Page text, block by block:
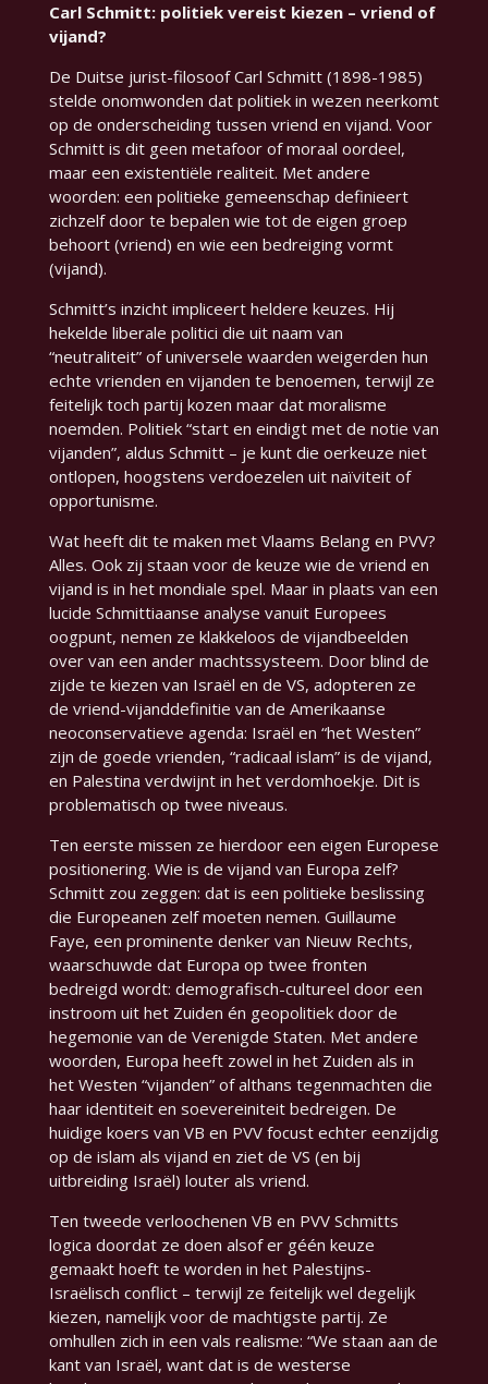
Carl Schmitt: politiek vereist kiezen – vriend of
vijand?
De Duitse jurist-filosoof Carl Schmitt (1898-1985)
stelde onomwonden dat politiek in wezen neerkomt
op de onderscheiding tussen vriend en vijand. Voor
Schmitt is dit geen metafoor of moraal oordeel,
maar een existentiële realiteit. Met andere
woorden: een politieke gemeenschap definieert
zichzelf door te bepalen wie tot de eigen groep
behoort (vriend) en wie een bedreiging vormt
(vijand).
Schmitt’s inzicht impliceert heldere keuzes. Hij
hekelde liberale politici die uit naam van
“neutraliteit” of universele waarden weigerden hun
echte vrienden en vijanden te benoemen, terwijl ze
feitelijk toch partij kozen maar dat moralisme
noemden. Politiek “start en eindigt met de notie van
vijanden”, aldus Schmitt – je kunt die oerkeuze niet
ontlopen, hoogstens verdoezelen uit naïviteit of
opportunisme.
Wat heeft dit te maken met Vlaams Belang en PVV?
Alles. Ook zij staan voor de keuze wie de vriend en
vijand is in het mondiale spel. Maar in plaats van een
lucide Schmittiaanse analyse vanuit Europees
oogpunt, nemen ze klakkeloos de vijandbeelden
over van een ander machtssysteem. Door blind de
zijde te kiezen van Israël en de VS, adopteren ze
de vriend-vijanddefinitie van de Amerikaanse
neoconservatieve agenda: Israël en “het Westen”
zijn de goede vrienden, “radicaal islam” is de vijand,
en Palestina verdwijnt in het verdomhoekje. Dit is
problematisch op twee niveaus.
Ten eerste missen ze hierdoor een eigen Europese
positionering. Wie is de vijand van Europa zelf?
Schmitt zou zeggen: dat is een politieke beslissing
die Europeanen zelf moeten nemen. Guillaume
Faye, een prominente denker van Nieuw Rechts,
waarschuwde dat Europa op twee fronten
bedreigd wordt: demografisch-cultureel door een
instroom uit het Zuiden én geopolitiek door de
hegemonie van de Verenigde Staten. Met andere
woorden, Europa heeft zowel in het Zuiden als in
het Westen “vijanden” of althans tegenmachten die
haar identiteit en soevereiniteit bedreigen. De
huidige koers van VB en PVV focust echter eenzijdig
op de islam als vijand en ziet de VS (en bij
uitbreiding Israël) louter als vriend.
Ten tweede verloochenen VB en PVV Schmitts
logica doordat ze doen alsofer géén keuze
gemaakt hoeft te worden in het Palestijns-
Israëlisch conflict – terwijl ze feitelijk wel degelijk
kiezen, namelijk voor de machtigste partij. Ze
omhullen zich in een vals realisme: “We staan aan de
kant van Israël, want dat is de westerse